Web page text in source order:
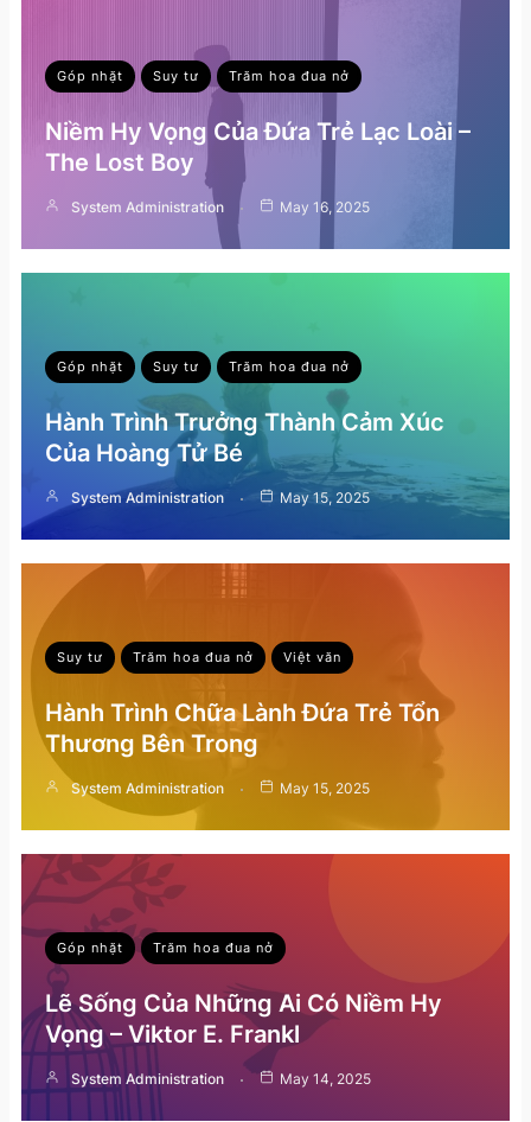
Góp nhặt Suy tư Trăm hoa đua nở
Niềm Hy Vọng Của Đứa Trẻ Lạc Loài –
The Lost Boy
System Administration May 16, 2025
Góp nhặt Suy tư Trăm hoa đua nở
Hành Trình Trưởng Thành Cảm Xúc
Của Hoàng Tử Bé
System Administration May 15, 2025
Suy tư Trăm hoa đua nở Việt văn
Hành Trình Chữa Lành Đứa Trẻ Tổn
Thương Bên Trong
System Administration May 15, 2025
Góp nhặt Trăm hoa đua nở
Lẽ Sống Của Những Ai Có Niềm Hy
Vọng – Viktor E. Frankl
System Administration May 14, 2025